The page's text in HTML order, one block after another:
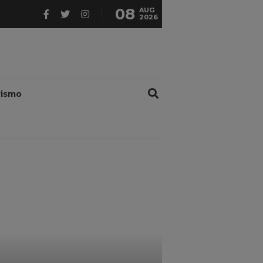
08 AUG
2026